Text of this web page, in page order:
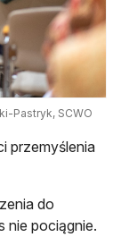
Pastryk, SCWO
przemyślenia
do
nie pociągnie.